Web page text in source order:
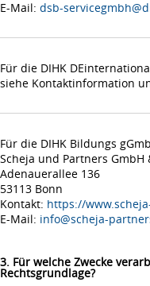
E-Mail: dsb-
Für die DIHK
siehe Kontaktinformation
Für die DIHK Bildungs
Scheja und Partners GmbH
Adenauerallee 136
53113 Bonn
Kontakt: https://
E-Mail: info@scheja-
3. Für welche Zwecke
Rechtsgrundlage?